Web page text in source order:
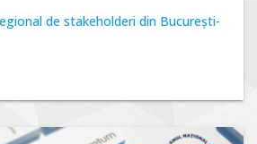
de stakeholderi din București-